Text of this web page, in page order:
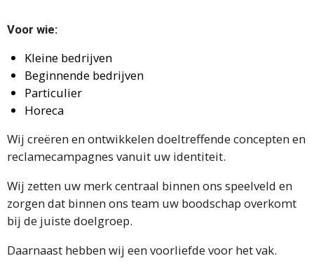
Voor wie:
Kleine bedrijven
Beginnende bedrijven
Particulier
Horeca
Wij creëren en ontwikkelen doeltreffende concepten en
reclamecampagnes vanuit uw identiteit.
Wij zetten uw merk centraal binnen ons speelveld en
zorgen dat binnen ons team uw boodschap overkomt
bij de juiste doelgroep.
Daarnaast hebben wij een voorliefde voor het vak.